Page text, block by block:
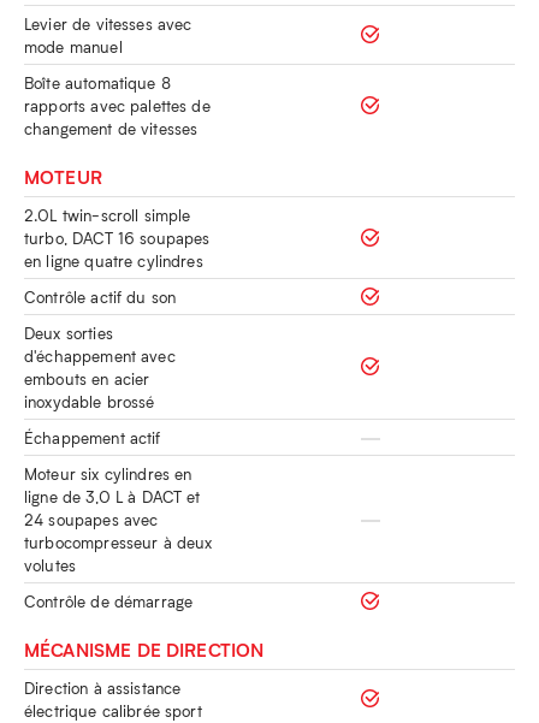
Levier de vitesses avec
mode manuel
Boîte automatique 8
rapports avec palettes de
changement de vitesses
MOTEUR
2.0L twin-scroll simple
turbo, DACT 16 soupapes
en ligne quatre cylindres
Contrôle actif du son
Deux sorties
d'échappement avec
embouts en acier
inoxydable brossé
Échappement actif
Moteur six cylindres en
ligne de 3,0 L à DACT et
24 soupapes avec
turbocompresseur à deux
volutes
Contrôle de démarrage
MÉCANISME DE DIRECTION
Direction à assistance
électrique calibrée sport